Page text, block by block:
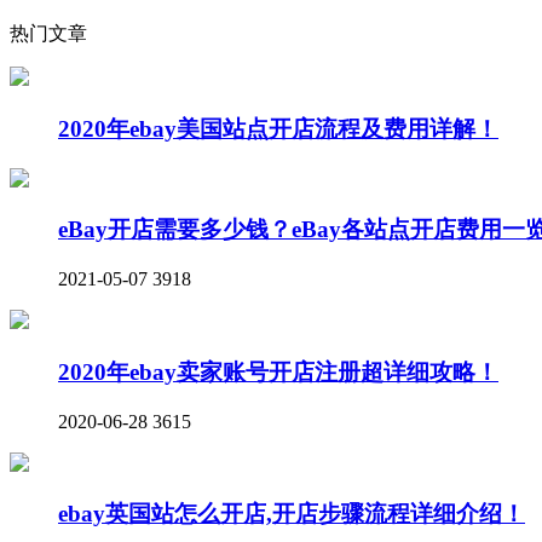
热门文章
2020年ebay美国站点开店流程及费用详解！
eBay开店需要多少钱？eBay各站点开店费用一
2021-05-07 3918
2020年ebay卖家账号开店注册超详细攻略！
2020-06-28 3615
ebay英国站怎么开店,开店步骤流程详细介绍！